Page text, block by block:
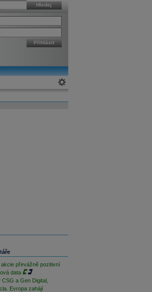
Hledej
Přihlásit
převážně pozitivní
data
CSG a Gen Digital,
Evropa zahájí